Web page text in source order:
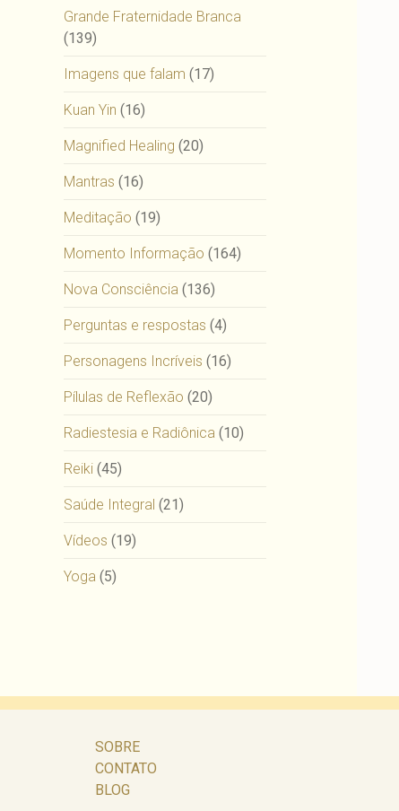
Grande Fraternidade Branca
(139)
Imagens que falam (17)
Kuan Yin (16)
Magnified Healing (20)
Mantras (16)
Meditação (19)
Momento Informação (164)
Nova Consciência (136)
Perguntas e respostas (4)
Personagens Incríveis (16)
Pílulas de Reflexão (20)
Radiestesia e Radiônica (10)
Reiki (45)
Saúde Integral (21)
Vídeos (19)
Yoga (5)
SOBRE
CONTATO
BLOG